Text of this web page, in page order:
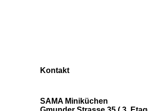
Kontakt
SAMA Miniküchen